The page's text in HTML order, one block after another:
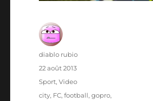
Auteur
diablo rubio
Publié
22 août 2013
Catégories
Sport,Video
Étiquettes
city, FC,football,gopro,